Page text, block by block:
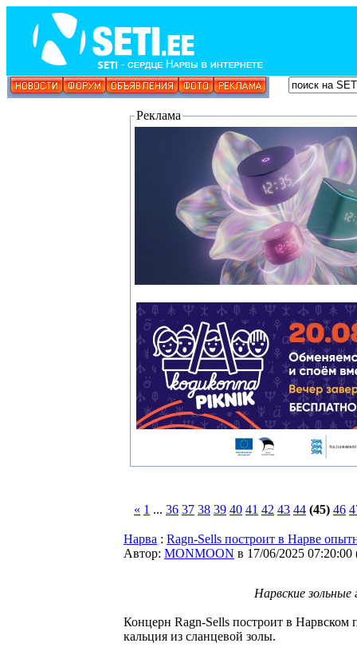
Реклама
« 1 ... 36 37 38 39 40 41 42 43 44 (45) 46
Нарва : Ragn-Sells построит в Нарве
Автор: MONMOON в 17/06/2025 07:20:00
Нарвские
Концерн Ragn-Sells построит в
кальция из сланцевой золы.